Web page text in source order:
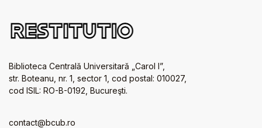
Biblioteca Centrală Universitară „Carol I”,
str. Boteanu, nr. 1, sector 1, cod postal: 010027,
cod ISIL: RO-B-0192, Bucureşti.
contact@bcub.ro